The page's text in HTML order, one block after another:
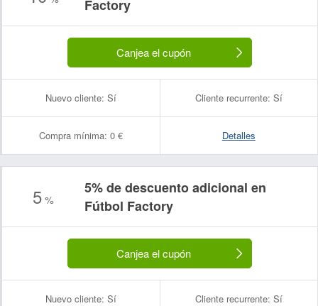
Factory
Canjea el cupón
Nuevo cliente: Sí Cliente recurrente: Sí
Compra mínima: 0 € Detalles
5%
5% de descuento adicional en
Fútbol Factory
Canjea el cupón
Nuevo cliente: Sí Cliente recurrente: Sí